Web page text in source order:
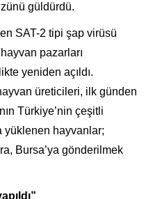
güldürdü.
SAT-2 tipi şap virüsü
pazarları
yeniden açıldı.
üreticileri, ilk günden
Türkiye’nin çeşitli
yüklenen hayvanlar;
Bursa’ya gönderilmek